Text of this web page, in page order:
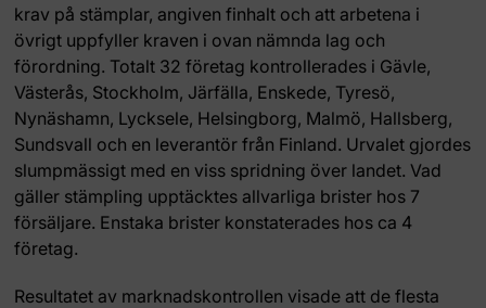
krav på stämplar, angiven finhalt och att arbetena i
övrigt uppfyller kraven i ovan nämnda lag och
förordning. Totalt 32 företag kontrollerades i Gävle,
Västerås, Stockholm, Järfälla, Enskede, Tyresö,
Nynäshamn, Lycksele, Helsingborg, Malmö, Hallsberg,
Sundsvall och en leverantör från Finland. Urvalet gjordes
slumpmässigt med en viss spridning över landet. Vad
gäller stämpling upptäcktes allvarliga brister hos 7
försäljare. Enstaka brister konstaterades hos ca 4
företag.
Resultatet av marknadskontrollen visade att de flesta